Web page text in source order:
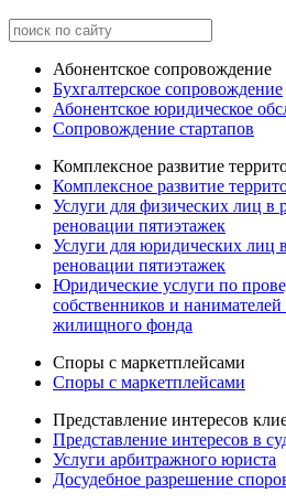
Абонентское сопровождение
Бухгалтерское сопровождение
Абонентское юридическое
Сопровождение стартапов
Комплексное развитие
Комплексное развитие
Услуги для физических лиц в
реновации пятиэтажек
Услуги для юридических лиц
реновации пятиэтажек
Юридические услуги по
собственников и
жилищного фонда
Споры с маркетплейсами
Споры с маркетплейсами
Представление интересов
Представление интересов в
Услуги арбитражного юриста
Досудебное разрешение